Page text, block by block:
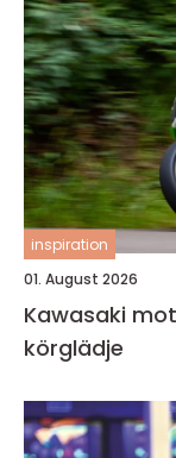
inspiration
01. August 2026
Kawasaki
körglädje